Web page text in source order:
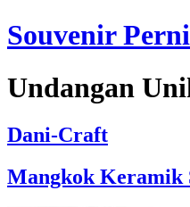
Souvenir
Undangan
Dani-Craft
Mangkok Keramik